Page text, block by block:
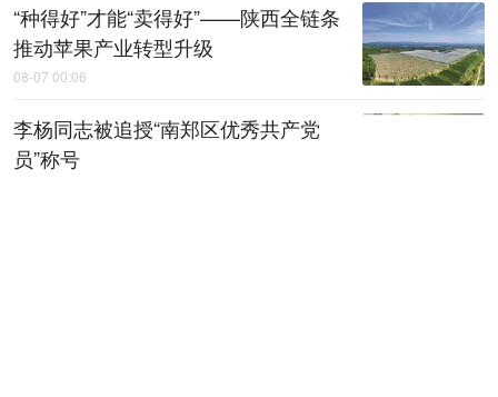
“种得好”才能“卖得好”——陕西全链条
推动苹果产业转型升级
08-07 00:06
李杨同志被追授“南郑区优秀共产党
员”称号